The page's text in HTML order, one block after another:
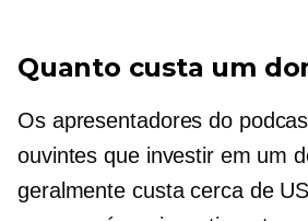
Quanto custa um
Os apresentadores do
ouvintes que investir em um
geralmente custa cerca de